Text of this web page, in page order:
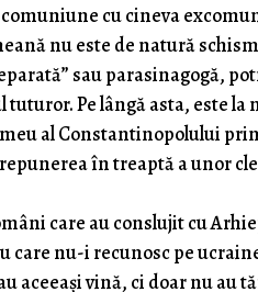
cu cineva
nu este de natură
sau parasinagogă,
tuturor. Pe lângă asta, este
al Constantinopolului
în treaptă a unor
care au conslujit cu
care nu-i recunosc pe
aceeași vină, ci doar nu au